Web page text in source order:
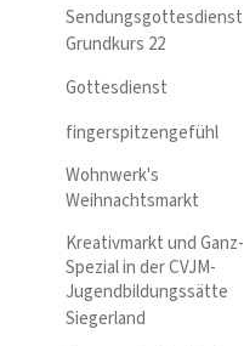
Sendungsgottesdienst
Grundkurs 22
Gottesdienst
fingerspitzengefühl
Wohnwerk's
Weihnachtsmarkt
Kreativmarkt und Ganz-
Spezial in der CVJM-
Jugendbildungssätte
Siegerland